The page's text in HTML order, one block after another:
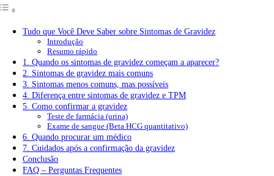
Tudo que Você Deve Saber sobre Sintomas de Gravidez
Introdução
Resumo rápido
1. Quando os sintomas de gravidez começam a aparecer?
2. Sintomas de gravidez mais comuns
3. Sintomas menos comuns, mas possíveis
4. Diferença entre sintomas de gravidez e TPM
5. Como confirmar a gravidez
Teste de farmácia (urina)
Exame de sangue (Beta HCG quantitativo)
6. Quando procurar um médico
7. Cuidados após a confirmação da gravidez
Conclusão
FAQ – Perguntas Frequentes